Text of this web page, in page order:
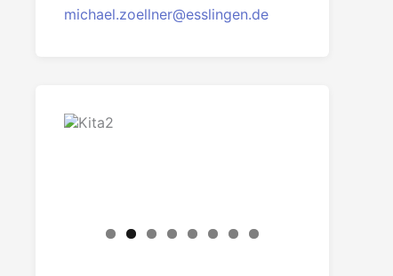
michael.zoellner@esslingen.de